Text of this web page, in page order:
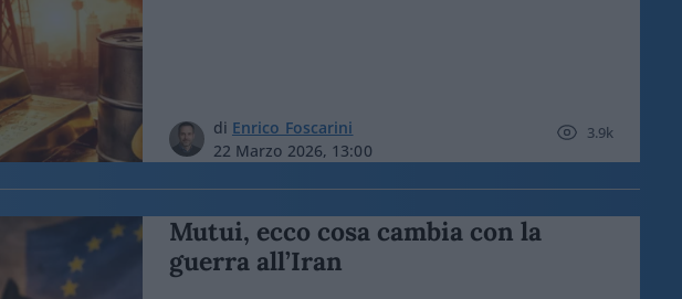
di Enrico Foscarini
22 Marzo 2026, 13:00
3.9k
Mutui, ecco cosa cambia con la
guerra all’Iran